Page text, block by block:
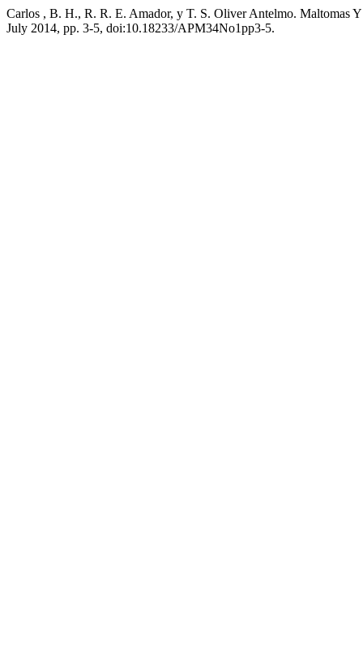
Carlos , B. H., R. R. E. Amador, y T. S. Oliver Antelmo. Maltomas
July 2014, pp. 3-5, doi:10.18233/APM34No1pp3-5.